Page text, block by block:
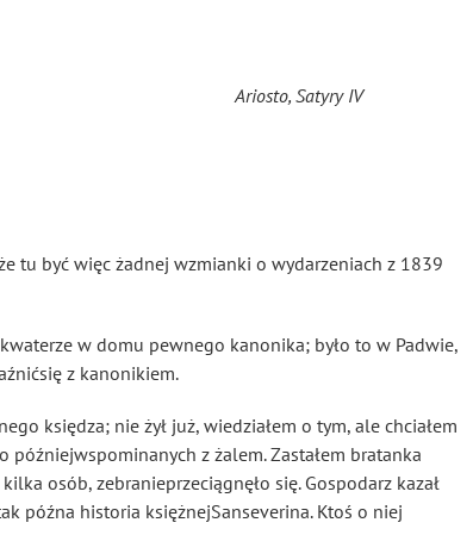
Ariosto, SatyryIV
tu być więc żadnej wzmianki o wydarzeniach z 1839
w domu pewnego kanonika; było to w Padwie,
z kanonikiem.
księdza; nie żył już, wiedziałem o tym, ale chciałem
późniejwspominanych z żalem. Zastałem bratanka
osób, zebranieprzeciągnęło się. Gospodarz kazał
późna historia księżnejSanseverina. Ktoś o niej